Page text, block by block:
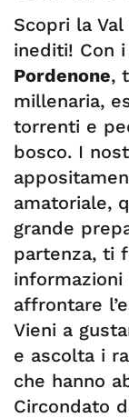
Scopri la
inediti! Con
Pordenone,
millenaria,
torrenti e
bosco. I
amatoriale,
grande
partenza, ti
affrontare
Vieni a
e ascolta i
che hanno
Circondato